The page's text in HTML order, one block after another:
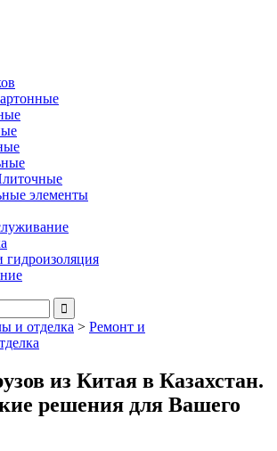
элементы
гидроизоляция
и отделка > Ремонт и
из Китая в Казахстан.
решения для Вашего